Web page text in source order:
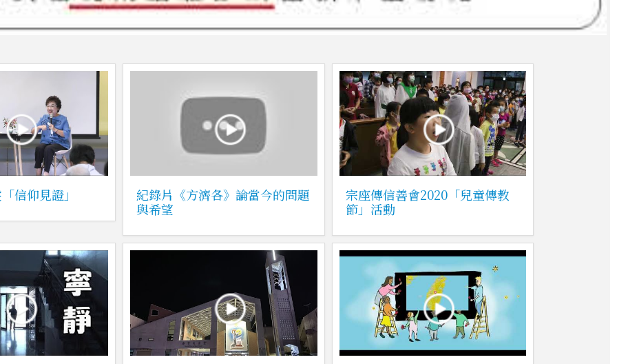
信仰見證」
紀錄片《方濟各》論當今的問題
與希望
宗座傳信善會2020「兒童傳教
節」活動